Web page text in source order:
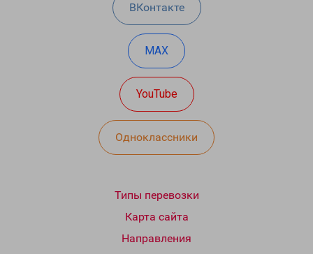
ВКонтакте
MAX
YouTube
Одноклассники
Типы перевозки
Карта сайта
Направления